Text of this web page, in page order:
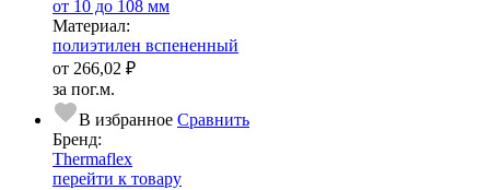
от 10 до 108 мм
Ма­­те­­ри­­ал:
полиэтилен вспененный
от 266,02 ₽
за пог.м.
В избранное Сравнить
Бренд:
Thermaflex
перейти к товару